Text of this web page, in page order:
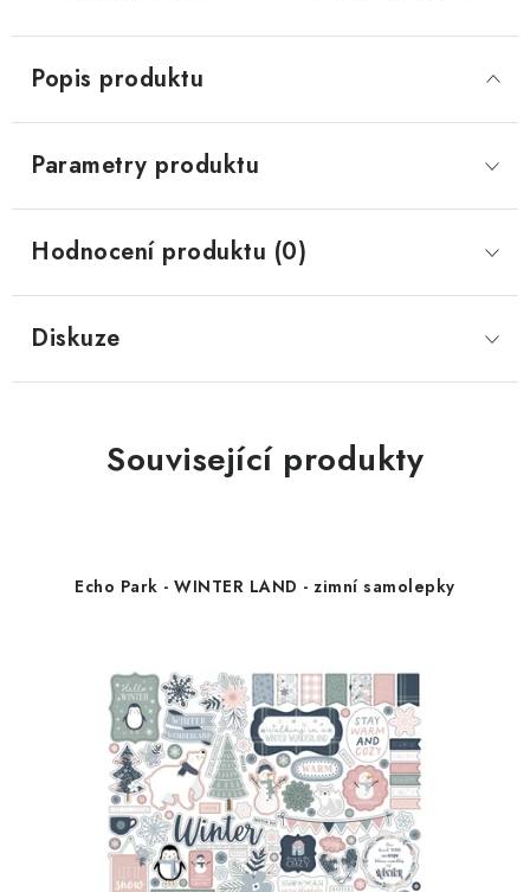
Popis produktu
Parametry produktu
Hodnocení produktu (0)
Diskuze
Související produkty
Echo Park - WINTER LAND - zimní samolepky